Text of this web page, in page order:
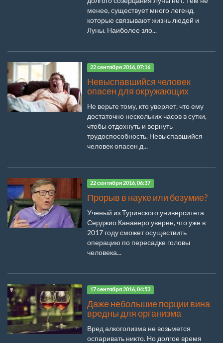
менее, существует много легенд,
которые связывают жизнь людей и
Луны. Наиболее зло...
22 сентября 2016, 07:16
Невыспавшийся человек
опасен для окружающих
Не верьте тому, кто уверяет, что ему
достаточно нескольких часов в сутки,
чтобы отдохнуть и вернуть
трудоспособность. Невыспавшийся
человек опасен д...
22 сентября 2016, 06:37
Прорыв в науке или безумие?
Ученый из Туринского университета
Серджио Канаверо уверен, что уже в
2017 году сможет осуществить
операцию по пересадке головы
человека...
17 сентября 2016, 04:53
Даже небольшие порции вина
вредны для организма
Вред алкоголизма не возьмется
оспаривать никто. Но долгое время